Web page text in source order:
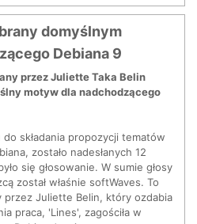
domyślnym
Debiana 9
przez Juliette Taka Belin
motyw dla nadchodzącego
składania propozycji tematów
zostało nadesłanych 12
się głosowanie. W sumie głosy
został właśnie softWaves. To
Juliette Belin, który ozdabia
praca, 'Lines', zagościła w